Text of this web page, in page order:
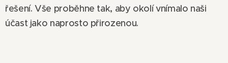
řešení. Vše proběhne tak, aby okolí vnímalo naši
účast jako naprosto přirozenou.